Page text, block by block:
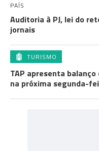
PAÍS
Auditoria à PJ, lei do
jornais
TURISMO
TAP apresenta
na próxima segunda-